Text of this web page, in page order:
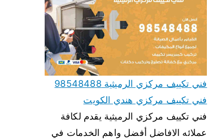
فني تكييف مركزي الرميثية 98548488
فني تكييف مركزي هندي الكويت
فني تكييف مركزي الرميثية يقدم لكافة
عملائه الافاضل أفضل واهم الخدمات في